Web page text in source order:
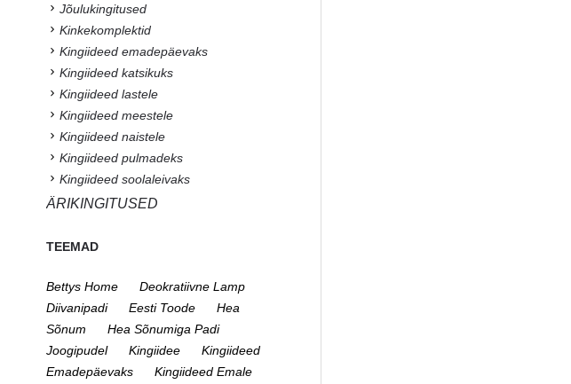
Jõulukingitused
Kinkekomplektid
Kingiideed emadepäevaks
Kingiideed katsikuks
Kingiideed lastele
Kingiideed meestele
Kingiideed naistele
Kingiideed pulmadeks
Kingiideed soolaleivaks
ÄRIKINGITUSED
TEEMAD
Bettys Home
Deokratiivne Lamp
Diivanipadi
Eesti Toode
Hea
Sõnum
Hea Sõnumiga Padi
Joogipudel
Kingiidee
Kingiideed
Emadepäevaks
Kingiideed Emale